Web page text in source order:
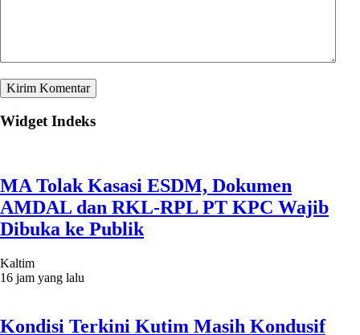
Widget Indeks
MA Tolak Kasasi ESDM, Dokumen
AMDAL dan RKL-RPL PT KPC Wajib
Dibuka ke Publik
Kaltim
16 jam yang lalu
Kondisi Terkini Kutim Masih Kondusif